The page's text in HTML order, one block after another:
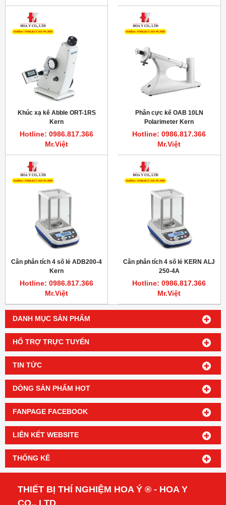
DANH MỤC SẢN PHẨM
HỔ TRỢ TRỰC TUYẾN
TIN TỨC
DÒNG SẢN PHẨM HOT
FANPAGE FACEBOOK
LIÊN KẾT WEBSITE
THỐNG KÊ
Khúc xạ kế Abble ORT-1RS
Kern
Hotline: 0986.817.366
Mr.Việt
Phân cực kế OAB 10LN
Polarimeter Kern
Hotline: 0986.817.366
Mr.Việt
Cân phân tích 4 số lẻ ADB200-4
Kern
Hotline: 0986.817.366
Mr.Việt
Cân phân tích 4 số lẻ KERN ALJ
250-4A
Hotline: 0986.817.366
Mr.Việt
THIẾT BỊ THÍ NGHIỆM HOA Ý ® - HOA Y